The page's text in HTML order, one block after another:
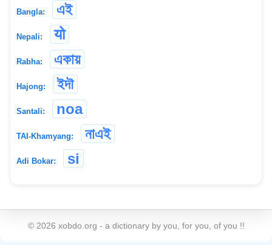
Bangla: এই
Nepali: यो
Rabha: একায়
Hajong: ইদৗ
Santali: noa
TAI-Khamyang: নাএই
Adi Bokar: si
© 2026 xobdo.org - a dictionary by you, for you, of you !!